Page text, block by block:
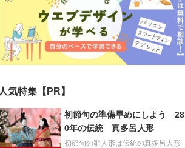
人気特集【PR】
初節句の準備早めにしよう 28
0年の伝統 真多呂人形
初節句の雛人形は伝統の真多呂人形